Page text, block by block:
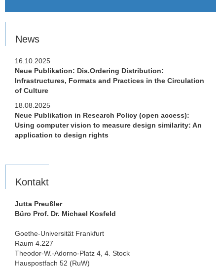
News
16.10.2025
Neue Publikation: Dis.Ordering Distribution:
Infrastructures, Formats and Practices in the Circulation
of Culture
18.08.2025
Neue Publikation in Research Policy (open access):
Using computer vision to measure design similarity: An
application to design rights
Kontakt
Jutta Preußler
Büro Prof. Dr. Michael Kosfeld
Goethe-Universität Frankfurt
Raum 4.227
Theodor-W.-Adorno-Platz 4, 4. Stock
Hauspostfach 52 (RuW)